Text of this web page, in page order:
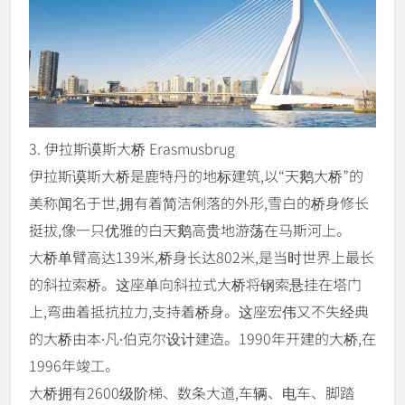
3. 伊拉斯谟斯大桥 Erasmusbrug
伊拉斯谟斯大桥是鹿特丹的地标建筑,以“天鹅大桥”的
美称闻名于世,拥有着简洁俐落的外形,雪白的桥身修长
挺拔,像一只优雅的白天鹅高贵地游荡在马斯河上。
大桥单臂高达139米,桥身长达802米,是当时世界上最长
的斜拉索桥。这座单向斜拉式大桥将钢索悬挂在塔门
上,弯曲着抵抗拉力,支持着桥身。这座宏伟又不失经典
的大桥由本∙凡∙伯克尔设计建造。1990年开建的大桥,在
1996年竣工。
大桥拥有2600级阶梯、数条大道,车辆、电车、脚踏